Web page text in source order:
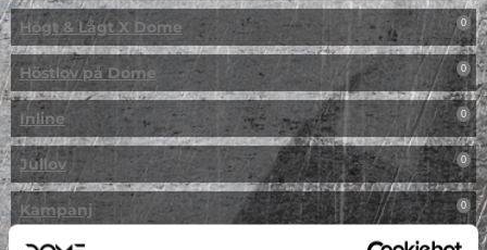
Högt & Lågt X Dome 0
Höstlov på Dome 0
Inline 0
Jullov 0
Kampanj 0